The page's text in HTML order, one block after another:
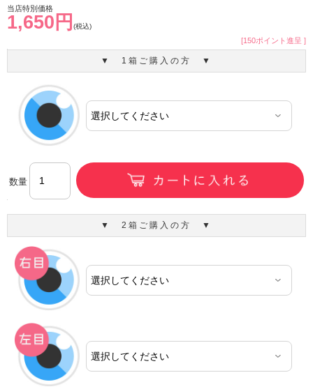
当店特別価格
1,650円 (税込)
[150ポイント進呈 ]
▼ 1箱ご購入の方 ▼
数量
▼ 2箱ご購入の方 ▼